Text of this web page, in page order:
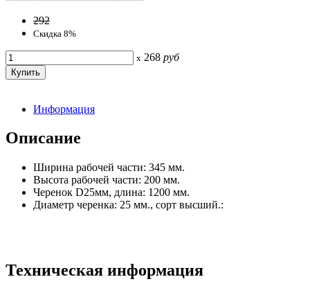
292
Скидка 8%
x 268 руб
Информация
Описание
Ширина рабочей части: 345 мм.
Высота рабочей части: 200 мм.
Черенок D25мм, длина: 1200 мм.
Диаметр черенка: 25 мм., сорт высший.:
Техническая информация